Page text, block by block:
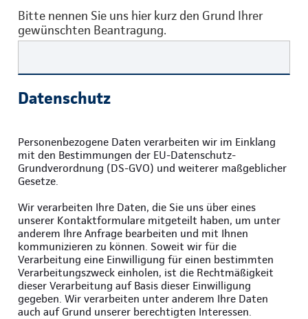
Bitte nennen Sie uns hier kurz den Grund Ihrer
gewünschten Beantragung.
Datenschutz
Personenbezogene Daten verarbeiten wir im Einklang
mit den Bestimmungen der EU-Datenschutz-
Grundverordnung (DS-GVO) und weiterer maßgeblicher
Gesetze.
Wir verarbeiten Ihre Daten, die Sie uns über eines
unserer Kontaktformulare mitgeteilt haben, um unter
anderem Ihre Anfrage bearbeiten und mit Ihnen
kommunizieren zu können. Soweit wir für die
Verarbeitung eine Einwilligung für einen bestimmten
Verarbeitungszweck einholen, ist die Rechtmäßigkeit
dieser Verarbeitung auf Basis dieser Einwilligung
gegeben. Wir verarbeiten unter anderem Ihre Daten
auch auf Grund unserer berechtigten Interessen.